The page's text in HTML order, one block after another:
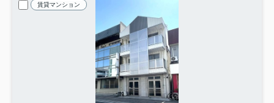
賃貸マンション